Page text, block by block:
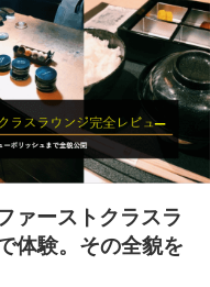
ァーストクラスラ
体験。その全貌を